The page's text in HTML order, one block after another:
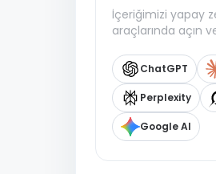
İçeriğimizi yapay
araçlarında açın
ChatGPT
Perplexity
Google AI